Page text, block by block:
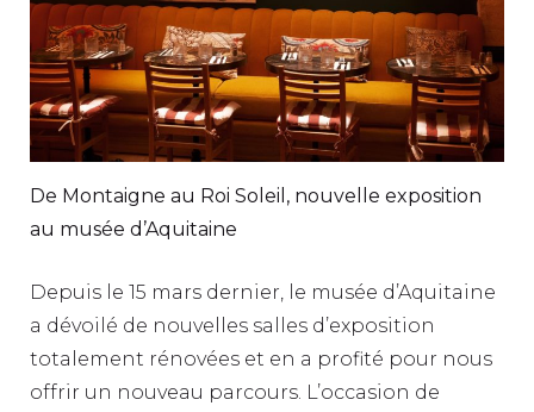
De Montaigne au Roi Soleil, nouvelle exposition
au musée d’Aquitaine
Depuis le 15 mars dernier, le musée d’Aquitaine
a dévoilé de nouvelles salles d’exposition
totalement rénovées et en a profité pour nous
offrir un nouveau parcours. L’occasion de